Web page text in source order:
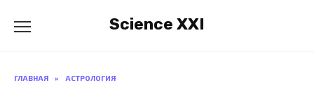
содержанию
Science XXI
ГЛАВНАЯ » АСТРОЛОГИЯ